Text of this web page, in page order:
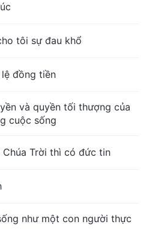
tôi sự đau khổ
đồng tiền
và quyền tối thượng của
cuộc sống
Trời thì có đức tin
như một con người thực